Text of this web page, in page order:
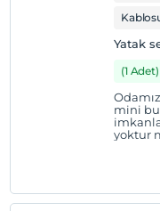
0 yaşına kadar olan
Tesisin ücretsiz
Yatak
(1
mini
yoktur